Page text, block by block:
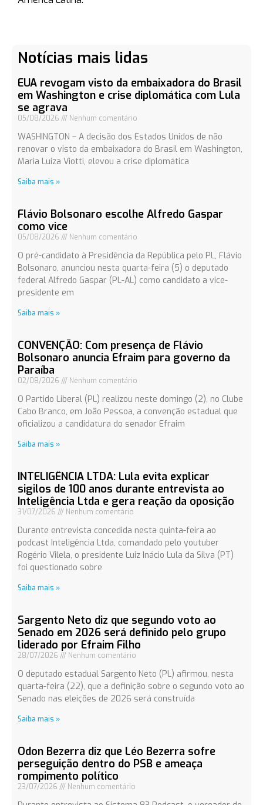
Notícias mais lidas
EUA revogam visto da embaixadora do Brasil
em Washington e crise diplomática com Lula
se agrava
05/08/2026 Nenhum comentário
WASHINGTON – A decisão dos Estados Unidos de não
renovar o visto da embaixadora do Brasil em Washington,
Maria Luiza Viotti, elevou a crise diplomática
Saiba mais »
Flávio Bolsonaro escolhe Alfredo Gaspar
como vice
05/08/2026 Nenhum comentário
O pré-candidato à Presidência da República pelo PL, Flávio
Bolsonaro, anunciou nesta quarta-feira (5) o deputado
federal Alfredo Gaspar (PL-AL) como candidato a vice-
presidente em
Saiba mais »
CONVENÇÃO: Com presença de Flávio
Bolsonaro anuncia Efraim para governo da
Paraíba
02/08/2026 Nenhum comentário
O Partido Liberal (PL) realizou neste domingo (2), no Clube
Cabo Branco, em João Pessoa, a convenção estadual que
oficializou a candidatura do senador Efraim
Saiba mais »
INTELIGÊNCIA LTDA: Lula evita explicar
sigilos de 100 anos durante entrevista ao
Inteligência Ltda e gera reação da oposição
31/07/2026 Nenhum comentário
Durante entrevista concedida nesta quinta-feira ao
podcast Inteligência Ltda, comandado pelo youtuber
Rogério Vilela, o presidente Luiz Inácio Lula da Silva (PT)
foi questionado sobre
Saiba mais »
Sargento Neto diz que segundo voto ao
Senado em 2026 será definido pelo grupo
liderado por Efraim Filho
28/07/2026 Nenhum comentário
O deputado estadual Sargento Neto (PL) afirmou, nesta
quarta-feira (22), que a definição sobre o segundo voto ao
Senado nas eleições de 2026 será construída
Saiba mais »
Odon Bezerra diz que Léo Bezerra sofre
perseguição dentro do PSB e ameaça
rompimento político
23/07/2026 Nenhum comentário